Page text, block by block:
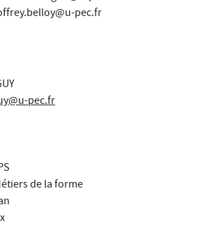
pec.fr
@u-pec.fr
de la forme